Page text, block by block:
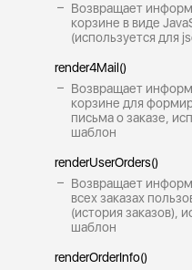
Возвращает
корзине в виде
(используется для
render4Mail()
Возвращает
корзине для
письма о заказе,
шаблон
renderUserOrders()
Возвращает
всех заказах
(история заказов),
шаблон
renderOrderInfo()